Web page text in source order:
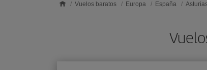
Vuelos baratos Europa España